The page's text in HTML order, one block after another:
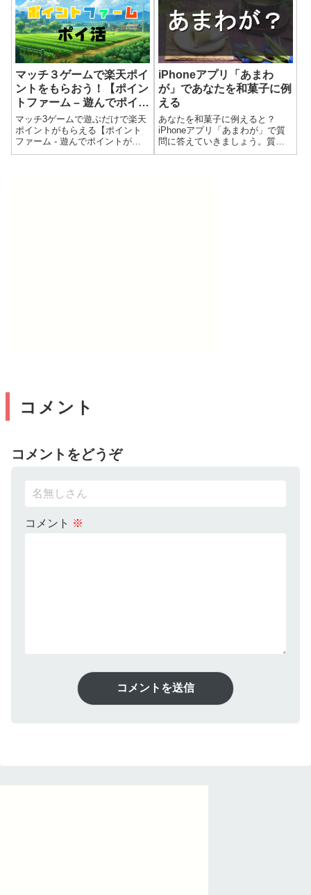
しい合間でもコツコツ育てる楽
しさが味わえ、シンプルな操作
で誰でも始めやすいのが魅力で
す。
方法などについて解説していき
ます。スキマ時間にポイ活をし
たい方におすすめです！
マッチ３ゲームで楽天ポイ
ントをもらおう！【ポイン
トファーム – 遊んでポイン
トが貯まるポイ活パズル】
マッチ3ゲームで遊ぶだけで楽天
ポイントがもらえる【ポイント
ファーム - 遊んでポイントが貯
まるポイ活パズル】について紹
iPhoneアプリ「あまわ
が」であなたを和菓子に例
える
あなたを和菓子に例えると？
iPhoneアプリ「あまわが」で質
問に答えていきましょう。質問
を答えていくと、あなたを表現
コメント
コメントをどうぞ
コメント ※